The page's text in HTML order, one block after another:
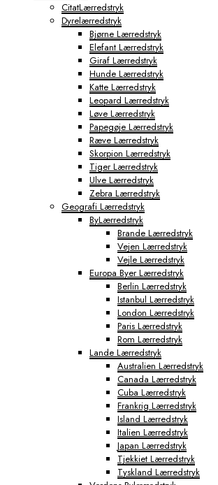
Japan Fototapeter
Kenya Fototapeter
Tyskland Fototapeter
Verdens Byfototapeter
Boston Fototapeter
Chicago Fototapeter
Los Angeles Fototapeter
Miami Fototapeter
New York City Fototapeter
Philadelphia Fototapeter
San Francisco Fototapeter
Shanghai Fototapeter
Sydney Fototapeter
Tokyo Fototapeter
Verdenskort Fototapeter
CitatLærredstryk
Dyrelærredstryk
Bjørne Lærredstryk
Elefant Lærredstryk
Giraf Lærredstryk
Hunde Lærredstryk
Katte Lærredstryk
Leopard Lærredstryk
Løve Lærredstryk
Papegøje Lærredstryk
Ræve Lærredstryk
Skorpion Lærredstryk
Tiger Lærredstryk
Ulve Lærredstryk
Zebra Lærredstryk
Geografi Lærredstryk
ByLærredstryk
Brande Lærredstryk
Vejen Lærredstryk
Vejle Lærredstryk
Europa Byer Lærredstryk
Berlin Lærredstryk
Istanbul Lærredstryk
London Lærredstryk
Paris Lærredstryk
Rom Lærredstryk
Lande Lærredstryk
Australien Lærredstryk
Canada Lærredstryk
Cuba Lærredstryk
Frankrig Lærredstryk
Island Lærredstryk
Italien Lærredstryk
Japan Lærredstryk
Tjekkiet Lærredstryk
Tyskland Lærredstryk